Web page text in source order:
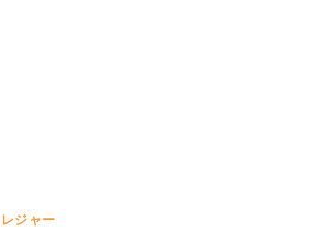
レジャー